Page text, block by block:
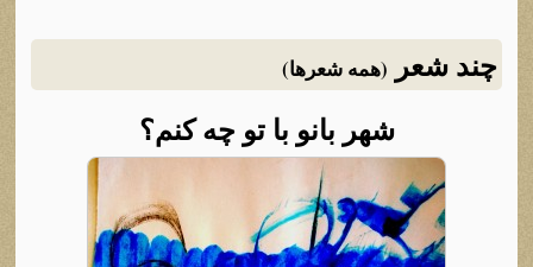
چند شعر (همه شعرها)
شهر بانو با تو چه کنم؟